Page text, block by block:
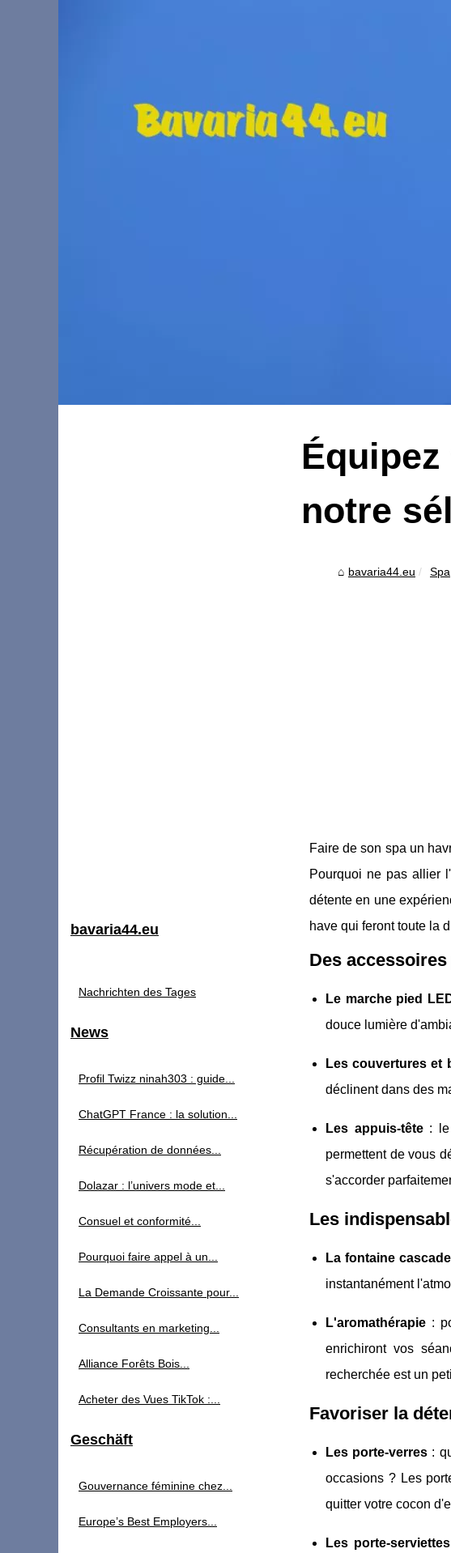
notre
bavaria44.eu Spa
Faire de son spa un
Pourquoi ne pas allier
détente en une
have qui feront toute la
Des
Le marche pied
douce lumière
Les couvertures et
déclinent dans des
Les appuis-tête: le
permettent de vous
s'accorder
Les
La fontaine cascade
instantanément
L'aromathérapie :
enrichiront vos
recherchée est un
Favoriser la
Les porte-verres :
occasions ? Les
quitter votre cocon
Les porte-serviettes
bavaria44.eu
Nachrichten des Tages
News
Profil Twizz ninah303 : guide...
ChatGPT France : la solution...
Récupération de données...
Dolazar : l’univers mode et...
Consuel et conformité...
Pourquoi faire appel à un...
La Demande Croissante pour...
Consultants en marketing...
Alliance Forêts Bois...
Acheter des Vues TikTok :...
Geschäft
Gouvernance féminine chez...
Europe’s Best Employers...